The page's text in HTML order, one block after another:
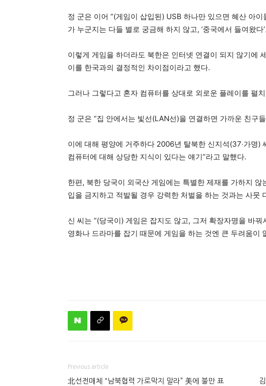
정 군은 이어 “(게임이 삽입된) USB 하나만 있으면 혜산 아
가 누군지는 다들 별로 궁금해 하지 않고, ‘중국에서 들여왔
이렇게 게임을 하더라도 북한은 인터넷 연결이 되지 않기에
이를 한국과의 결정적인 차이점이라고 했다.
그러나 그렇다고 혼자 컴퓨터를 상대로 외로운 플레이를 펼
정 군은 “집 안에서는 빛선(LAN선)을 연결하면 가까운 친구
이에 대해 평양에 거주하다 2006년 탈북한 신지석(37‧가명)
컴퓨터에 대해 상당한 지식이 있다는 얘기”라고 말했다.
한편, 북한 당국이 외국산 게임에는 특별한 제재를 가하지
입을 금지하고 적발될 경우 강력한 처벌을 하는 것과는 사뭇
신 씨는 “(당국이) 게임은 잡지도 않고, 그저 확장자명을 바
영화나 드라마를 잡기 때문에 게임을 하는 것엔 큰 두려움이
Previous article
北선전매체 “남북협력 가로막지 말라” 美에 불만 표